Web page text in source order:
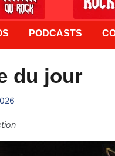
PODCASTS
du jour